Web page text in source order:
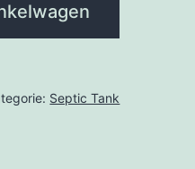
Septic Tank